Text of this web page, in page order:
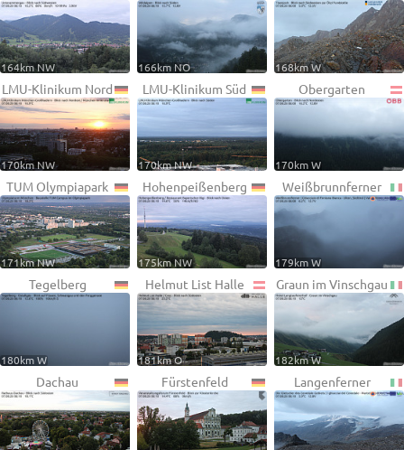
164km NW 166km NO 168km W
LMU-Klinikum Nord
170km NW
LMU-Klinikum Süd
170km NW
Obergarten
170km W
TUM Olympiapark
171km NW
Hohenpeißenberg
175km NW
Weißbrunnferner
179km W
Tegelberg
180km W
Helmut List Halle
181km O
Graun im Vinschgau
182km W
Dachau Fürstenfeld Langenferner